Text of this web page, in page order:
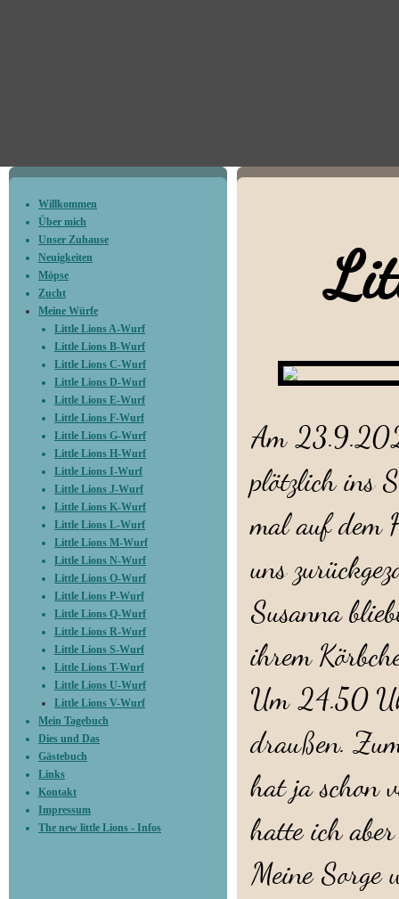
Willkommen
Über mich
Unser Zuhause
Neuigkeiten
Möpse
Zucht
Meine Würfe
Little Lions A-Wurf
Little Lions B-Wurf
Little Lions C-Wurf
Little Lions D-Wurf
Little Lions E-Wurf
Little Lions F-Wurf
Little Lions G-Wurf
Little Lions H-Wurf
Little Lions I-Wurf
Little Lions J-Wurf
Little Lions K-Wurf
Little Lions L-Wurf
Little Lions M-Wurf
Little Lions N-Wurf
Little Lions O-Wurf
Little Lions P-Wurf
Little Lions Q-Wurf
Little Lions R-Wurf
Little Lions S-Wurf
Little Lions T-Wurf
Little Lions U-Wurf
Little Lions V-Wurf
Mein Tagebuch
Dies und Das
Gästebuch
Links
Kontakt
Impressum
The new little Lions - Infos
Am
plötzlich ins
mal auf dem
uns
Susanna
ihrem
Um 24.50
draußen.
hat ja schon
hatte ich
Meine Sorge